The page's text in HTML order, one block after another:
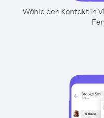
Wähle den Kontakt in